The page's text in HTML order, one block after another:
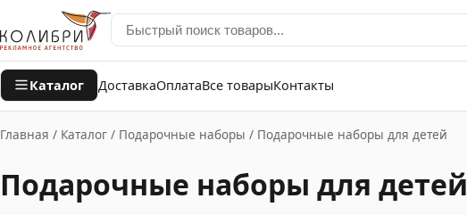
Каталог ДоставкаОплатаВсе товарыКонтакты
Главная / Каталог / Подарочные наборы / Подарочные наборы для детей
Подарочные наборы для детей